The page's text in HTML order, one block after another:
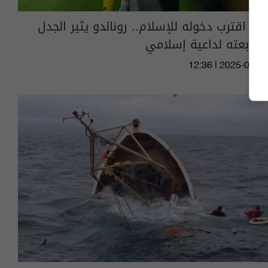
هل اقترب دخوله للإسلام.. رونالدو يثير الجدل
بمتابعته لداعية إسلامي
12:36 | 2025-09-11